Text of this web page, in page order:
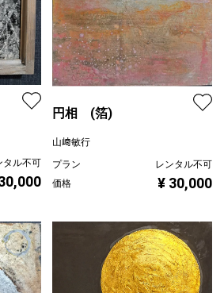
タル不可
円相 (箔)
山﨑敏行
プラン
レンタル不可
価格
¥ 30,000